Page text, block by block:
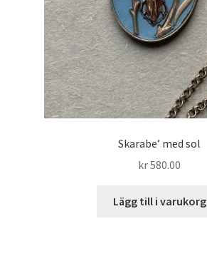
Skarabe’ med sol
kr580.00
Lägg till i varukorg